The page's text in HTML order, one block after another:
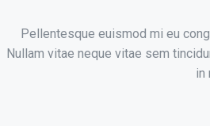
Pellentesque euismod mi eu
Nullam vitae neque vitae sem
in